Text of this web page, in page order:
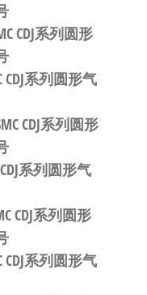
CDJ系列圆形
CDJ系列圆形气
CDJ系列圆形
系列圆形气
CDJ系列圆形
CDJ系列圆形气